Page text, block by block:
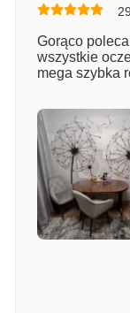
zamówienia
Gorąco
wszystkie
mega szybka